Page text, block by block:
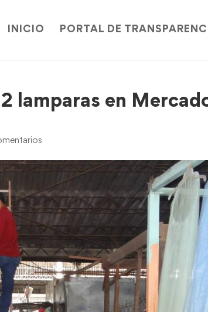
INICIO PORTAL DE
lamparas en